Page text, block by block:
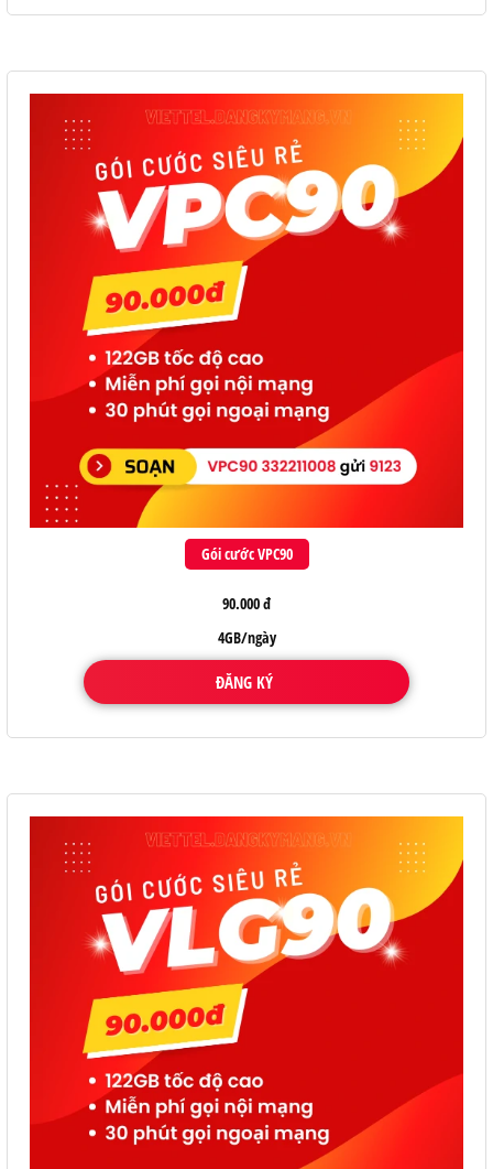
Gói cước VPC90
90.000 đ
4GB/ngày
ĐĂNG KÝ